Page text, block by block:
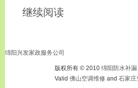
继续阅读
绵阳兴发家政服务公司
版权所有 © 2010 绵阳防水补漏
Valid 佛山空调维修 and 石家庄